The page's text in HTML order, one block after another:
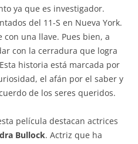
ya que es investigador.
del 11-S en Nueva York.
una llave. Pues bien, a
con la cerradura que logra
historia está marcada por
el afán por el saber y
de los seres queridos.
película destacan actrices
Bullock. Actriz que ha